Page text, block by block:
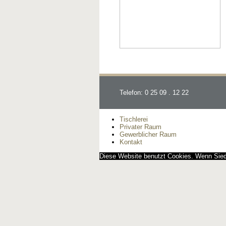
Telefon: 0 25 09 . 12 22
Tischlerei
Privater Raum
Gewerblicher Raum
Kontakt
Diese Website benutzt Cookies. Wenn